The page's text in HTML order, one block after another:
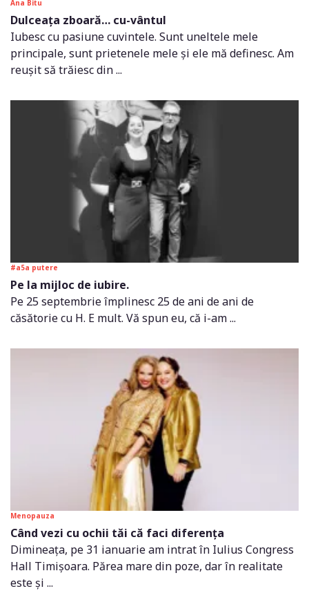
Ana Bitu
Dulceața zboară… cu-vântul
Iubesc cu pasiune cuvintele. Sunt uneltele mele
principale, sunt prietenele mele și ele mă definesc. Am
reușit să trăiesc din ...
#a5a putere
Pe la mijloc de iubire.
Pe 25 septembrie împlinesc 25 de ani de ani de
căsătorie cu H. E mult. Vă spun eu, că i-am ...
Menopauza
Când vezi cu ochii tăi că faci diferența
Dimineața, pe 31 ianuarie am intrat în Iulius Congress
Hall Timișoara. Părea mare din poze, dar în realitate
este și ...